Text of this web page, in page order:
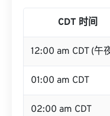
CDT 时间
12:00 am CDT (午
01:00 am CDT
02:00 am CDT